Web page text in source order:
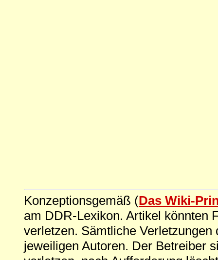
Konzeptionsgemäß (Das Wiki-
am DDR-Lexikon. Artikel könnten
verletzen. Sämtliche
jeweiligen Autoren. Der Betreiber